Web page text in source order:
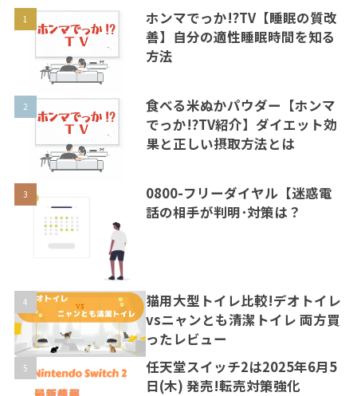
ホンマでっか!?TV【睡眠の質改
善】自分の適性睡眠時間を知る
方法
食べる米ぬかパウダー【ホンマ
でっか!?TV紹介】ダイエット効
果と正しい摂取方法とは
0800-フリーダイヤル【迷惑電
話の相手が判明･対策は？
猫用大型トイレ比較!デオトイレ
vsニャンとも清潔トイレ 両方買
ったレビュー
任天堂スイッチ2は2025年6月5
日(木) 発売!転売対策強化